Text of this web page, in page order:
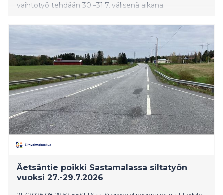
vaihtotyö tehdään 30.–31.7. välisenä aikana.
Äetsäntie poikki Sastamalassa siltatyön
vuoksi 27.-29.7.2026